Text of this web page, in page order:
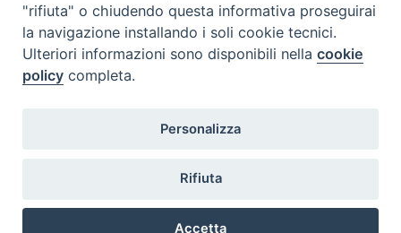
Ufficio Amministrativo, Ufficio Economato)
"rifiuta" o chiudendo questa informativa proseguirai
la navigazione installando i soli cookie tecnici.
Ulteriori informazioni sono disponibili nellacookie
policy completa.
Personalizza
Rifiuta
Accetta